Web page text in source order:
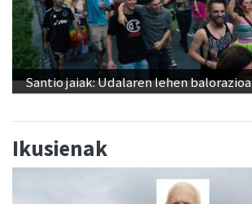
Santio jaiak: Udalaren lehen balorazioa
Ikusienak